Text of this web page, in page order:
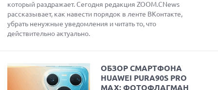
который раздражает. Сегодня редакция ZOOM.CNews
рассказывает, как навести порядок в ленте ВКонтакте,
убрать ненужные уведомления и читать то, что
действительно актуально.
ОБЗОР СМАРТФОНА
HUAWEI PURA90S PRO
MAX: ФОТОФЛАГМАН